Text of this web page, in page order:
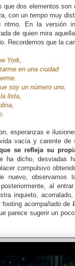
dos elementos
con untempo muy
En la versión
de quien mira
Recordemos que la
York,
ciudad
uno,
esperanzas e
vacía y carente de
se refleja su
dicho, desviadas
compulsivo
observamos
al
inquieto,
footing acompañado de
parece sugerir un